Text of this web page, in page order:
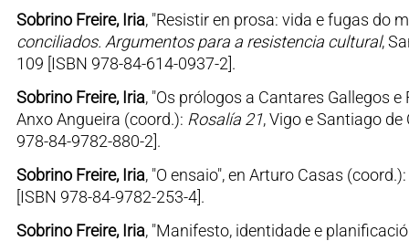
Sobrino Freire, Iria, "Resistir en prosa: vida e fugas do
conciliados. Argumentos para a resistencia cultural,
109 [ISBN 978-84-614-0937-2].
Sobrino Freire, Iria, "Os prólogos a Cantares Gallegos
Anxo Angueira (coord.): Rosalía 21, Vigo e Santiago de
978-84-9782-880-2].
Sobrino Freire, Iria, "O ensaio", en Arturo Casas (coord.):
[ISBN 978-84-9782-253-4].
Sobrino Freire, Iria, "Manifesto, identidade e